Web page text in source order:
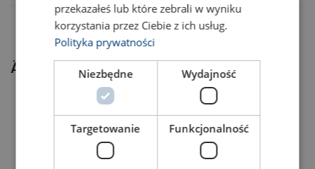
Kennzeichnung:
Ähnliche Produkte
przekazałeś lub które zebrali w wyniku
korzystania przez Ciebie z ich usług.
Polityka prywatności
Niezbędne Wydajność
Targetowanie Funkcjonalność